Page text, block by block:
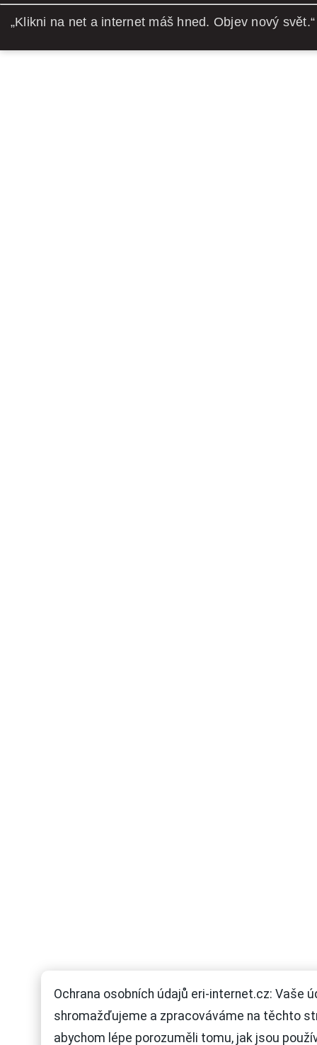
Ochrana osobních údajů eri-internet.cz: Vaše
shromažďujeme a zpracováváme na těchto
abychom lépe porozuměli tomu, jak jsou
„Klikni na net a internet máš hned. Objev nový svět.“